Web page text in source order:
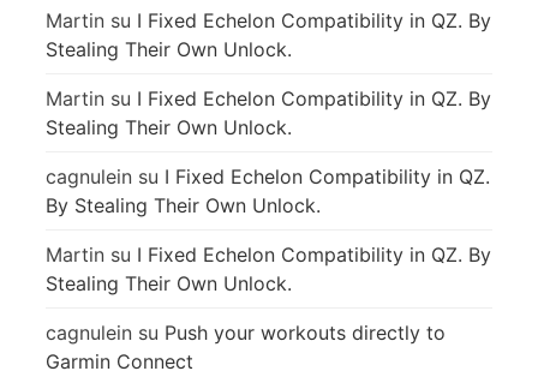
Martin su I Fixed Echelon Compatibility in QZ. By
Stealing Their Own Unlock.
Martin su I Fixed Echelon Compatibility in QZ. By
Stealing Their Own Unlock.
cagnulein su I Fixed Echelon Compatibility in QZ.
By Stealing Their Own Unlock.
Martin su I Fixed Echelon Compatibility in QZ. By
Stealing Their Own Unlock.
cagnulein su Push your workouts directly to
Garmin Connect